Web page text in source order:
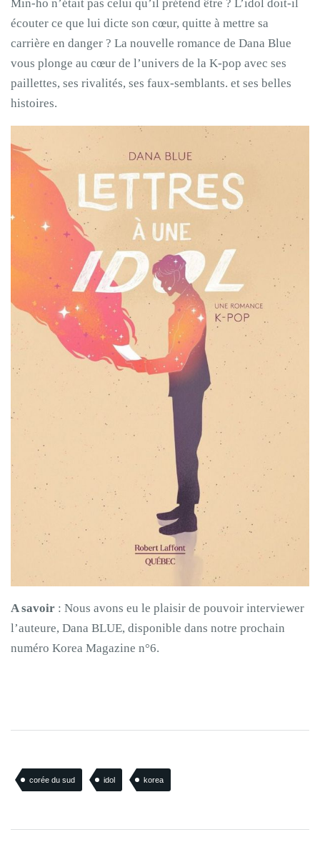
Min-ho n’était pas celui qu’il prétend être ? L’idol doit-il
écouter ce que lui dicte son cœur, quitte à mettre sa
carrière en danger ? La nouvelle romance de Dana Blue
vous plonge au cœur de l’univers de la K-pop avec ses
paillettes, ses rivalités, ses faux-semblants. et ses belles
histoires.
A savoir : Nous avons eu le plaisir de pouvoir interviewer
l’auteure, Dana BLUE, disponible dans notre prochain
numéro Korea Magazine n°6.
corée du sud idol korea